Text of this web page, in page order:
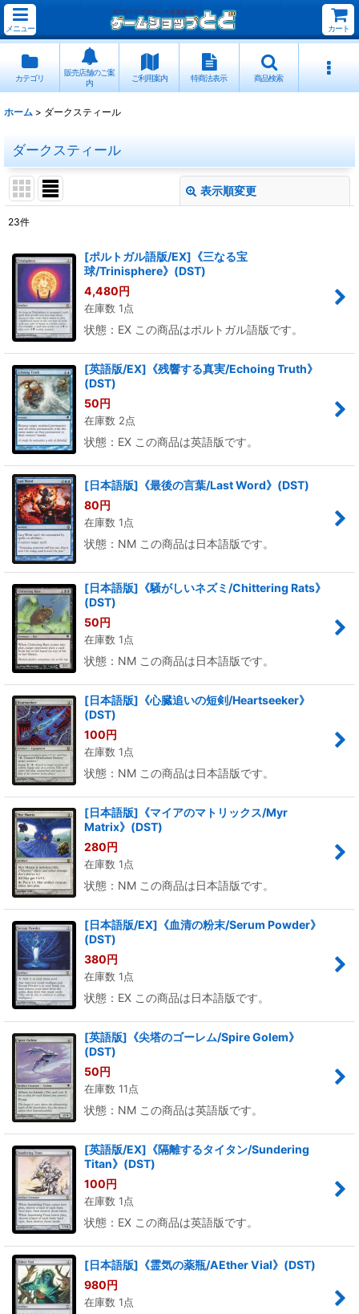
メニュー カート
カテゴリ
販売店舗のご案
内
ご利用案内 特商法表示 商品検索
ホーム > ダークスティール
ダークスティール
表示順変更
並び順:
絞り込む
23件
[ポルトガル語版/EX]《三なる宝
球/Trinisphere》(DST)
4,480円
在庫数 1点
状態：EX この商品はポルトガル語版です。
[英語版/EX]《残響する真実/Echoing Truth》
(DST)
50円
在庫数 2点
状態：EX この商品は英語版です。
[日本語版]《最後の言葉/Last Word》(DST)
80円
在庫数 1点
状態：NM この商品は日本語版です。
[日本語版]《騒がしいネズミ/Chittering Rats》
(DST)
50円
在庫数 1点
状態：NM この商品は日本語版です。
[日本語版]《心臓追いの短剣/Heartseeker》
(DST)
100円
在庫数 1点
状態：NM この商品は日本語版です。
[日本語版]《マイアのマトリックス/Myr
Matrix》(DST)
280円
在庫数 1点
状態：NM この商品は日本語版です。
[日本語版/EX]《血清の粉末/Serum Powder》
(DST)
380円
在庫数 1点
状態：EX この商品は日本語版です。
[英語版]《尖塔のゴーレム/Spire Golem》
(DST)
50円
在庫数 11点
状態：NM この商品は英語版です。
[英語版/EX]《隔離するタイタン/Sundering
Titan》(DST)
100円
在庫数 1点
状態：EX この商品は英語版です。
[日本語版]《霊気の薬瓶/AEther Vial》(DST)
980円
在庫数 1点